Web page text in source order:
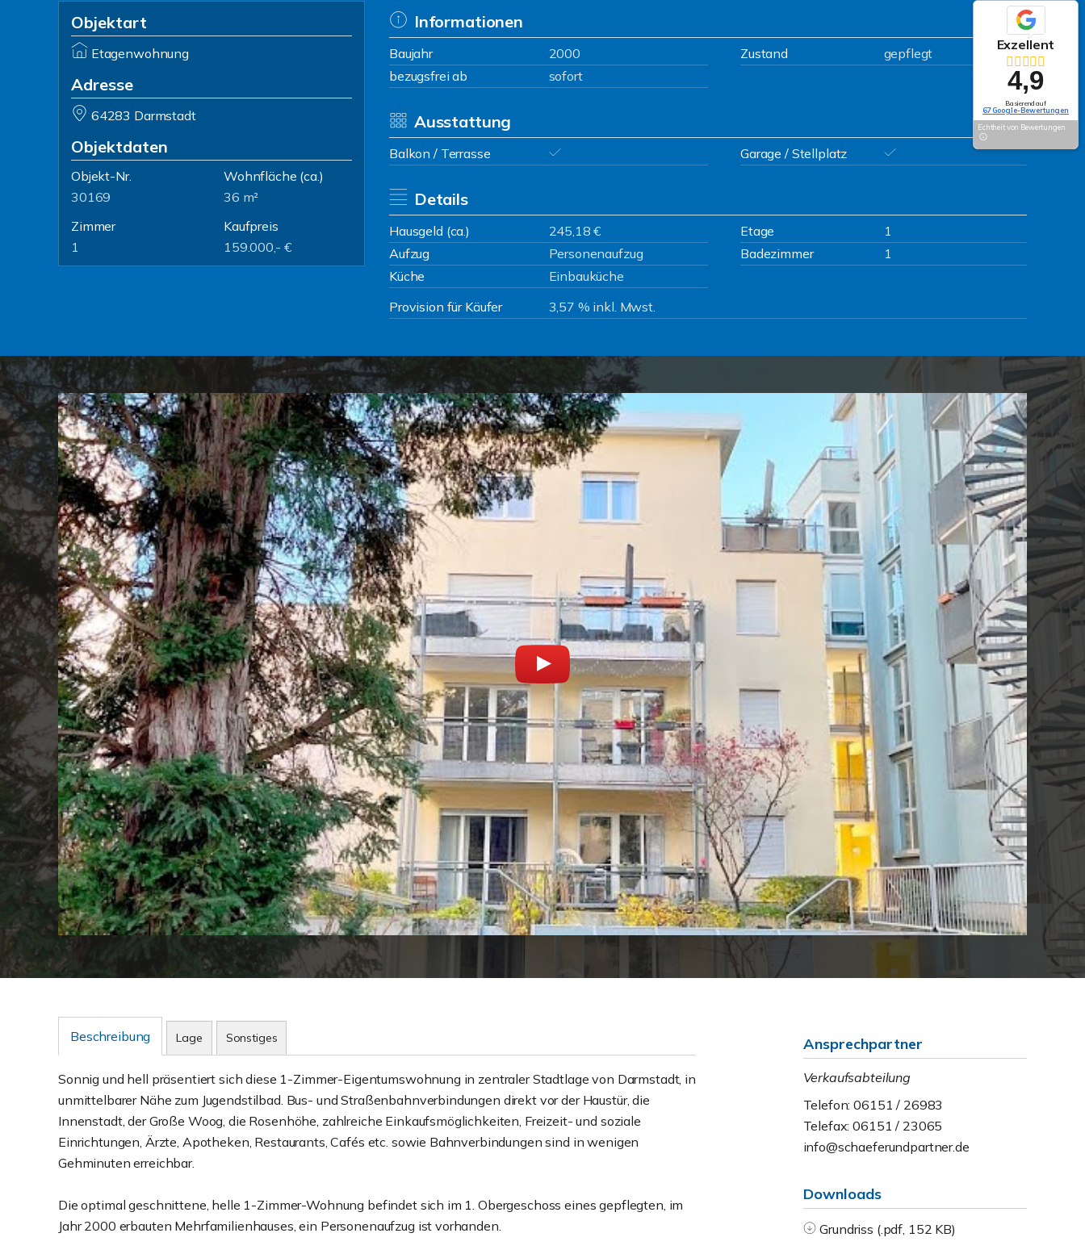
Objektart
Etagenwohnung
Adresse
64283 Darmstadt
Objektdaten
Objekt-Nr.
30169
Wohnfläche (ca.)
36 m²
Zimmer
1
Kaufpreis
159.000,- €
Informationen
Baujahr 2000 Zustand
gepflegt
bezugsfrei ab
sofort
Ausstattung
Balkon / Terrasse Garage / Stellplatz
Details
Hausgeld (ca.) 245,18 € Etage
1
Aufzug
Personenaufzug Badezimmer
1
Küche
Einbauküche
Provision für Käufer
3,57 % inkl. Mwst.
Beschreibung Lage Sonstiges
Sonnig und hell präsentiert sich diese 1-Zimmer-Eigentumswohnung in zentraler Stadtlage von Darmstadt, in
unmittelbarer Nähe zum Jugendstilbad. Bus- und Straßenbahnverbindungen direkt vor der Haustür, die
Innenstadt, der Große Woog, die Rosenhöhe, zahlreiche Einkaufsmöglichkeiten, Freizeit- und soziale
Einrichtungen, Ärzte, Apotheken, Restaurants, Cafés etc. sowie Bahnverbindungen sind in wenigen
Gehminuten erreichbar.
Die optimal geschnittene, helle 1-Zimmer-Wohnung befindet sich im 1. Obergeschoss eines gepflegten, im
Jahr 2000 erbauten Mehrfamilienhauses, ein Personenaufzug ist vorhanden.
Ansprechpartner
Verkaufsabteilung
Telefon: 06151 / 26983
Telefax: 06151 / 23065
info@schaeferundpartner.de
Downloads
Grundriss (.pdf, 152 KB)
Exzellent
4,9
Basierend auf
67 Google-Bewertungen
Echtheit von Bewertungen